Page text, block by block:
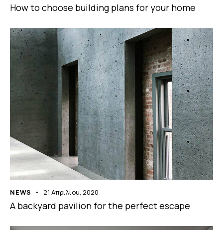
How to choose building plans for your home
NEWS 21 Απριλίου, 2020
A backyard pavilion for the perfect escape